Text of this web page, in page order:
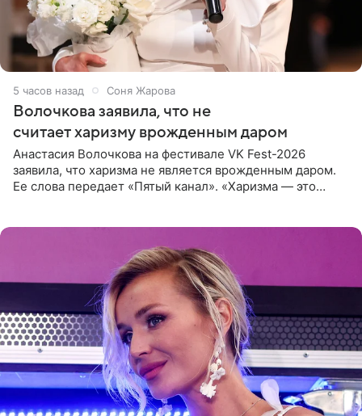
5 часов назад Соня Жарова
Волочкова заявила, что не
считает харизму врожденным даром
Анастасия Волочкова на фестивале VK Fest-2026
заявила, что харизма не является врожденным даром.
Ее слова передает «Пятый канал». «Харизма — это